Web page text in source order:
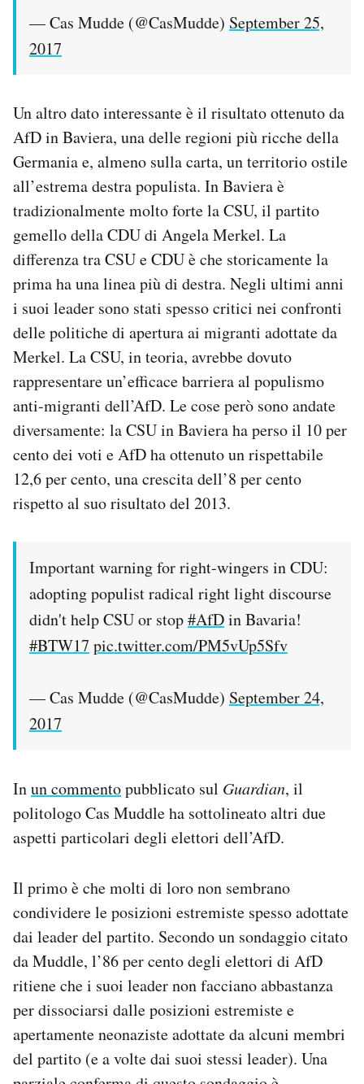
— Cas Mudde (@CasMudde) September 25,
2017
Un altro dato interessante è il risultato ottenuto da
AfD in Baviera, una delle regioni più ricche della
Germania e, almeno sulla carta, un territorio ostile
all’estrema destra populista. In Baviera è
tradizionalmente molto forte la CSU, il partito
gemello della CDU di Angela Merkel. La
differenza tra CSU e CDU è che storicamente la
prima ha una linea più di destra. Negli ultimi anni
i suoi leader sono stati spesso critici nei confronti
delle politiche di apertura ai migranti adottate da
Merkel. La CSU, in teoria, avrebbe dovuto
rappresentare un’efficace barriera al populismo
anti-migranti dell’AfD. Le cose però sono andate
diversamente: la CSU in Baviera ha perso il 10 per
cento dei voti e AfD ha ottenuto un rispettabile
12,6 per cento, una crescita dell’8 per cento
rispetto al suo risultato del 2013.
Important warning for right-wingers in CDU:
adopting populist radical right light discourse
didn't help CSU or stop#AfDin Bavaria!
#BTW17 pic.twitter.com/PM5vUp5Sfv
— Cas Mudde (@CasMudde) September 24,
2017
Inun commentopubblicato sul Guardian, il
politologo Cas Muddle ha sottolineato altri due
aspetti particolari degli elettori dell’AfD.
Il primo è che molti di loro non sembrano
condividere le posizioni estremiste spesso adottate
dai leader del partito. Secondo un sondaggio citato
da Muddle, l’86 per cento degli elettori di AfD
ritiene che i suoi leader non facciano abbastanza
per dissociarsi dalle posizioni estremiste e
apertamente neonaziste adottate da alcuni membri
del partito (e a volte dai suoi stessi leader). Una